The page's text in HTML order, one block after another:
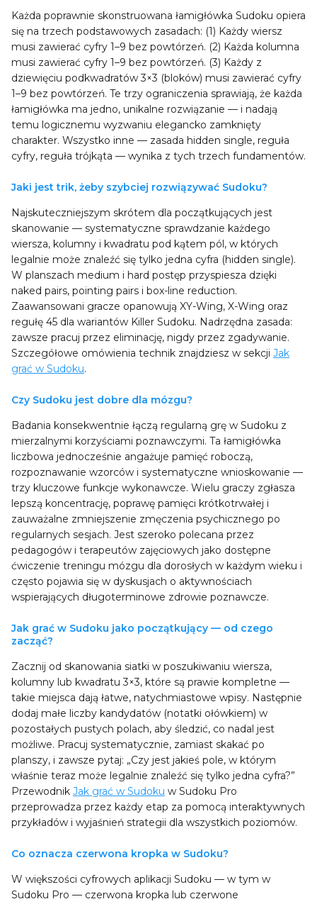
Każda poprawnie skonstruowana łamigłówka Sudoku opiera
się na trzech podstawowych zasadach: (1) Każdy wiersz
musi zawierać cyfry 1–9 bez powtórzeń. (2) Każda kolumna
musi zawierać cyfry 1–9 bez powtórzeń. (3) Każdy z
dziewięciu podkwadratów 3×3 (bloków) musi zawierać cyfry
1–9 bez powtórzeń. Te trzy ograniczenia sprawiają, że każda
łamigłówka ma jedno, unikalne rozwiązanie — i nadają
temu logicznemu wyzwaniu elegancko zamknięty
charakter. Wszystko inne — zasada hidden single, reguła
cyfry, reguła trójkąta — wynika z tych trzech fundamentów.
Jaki jest trik, żeby szybciej rozwiązywać Sudoku?
Najskuteczniejszym skrótem dla początkujących jest
skanowanie — systematyczne sprawdzanie każdego
wiersza, kolumny i kwadratu pod kątem pól, w których
legalnie może znaleźć się tylko jedna cyfra (hidden single).
W planszach medium i hard postęp przyspiesza dzięki
naked pairs, pointing pairs i box-line reduction.
Zaawansowani gracze opanowują XY-Wing, X-Wing oraz
regułę 45 dla wariantów Killer Sudoku. Nadrzędna zasada:
zawsze pracuj przez eliminację, nigdy przez zgadywanie.
Szczegółowe omówienia technik znajdziesz w sekcji Jak
grać w Sudoku.
Czy Sudoku jest dobre dla mózgu?
Badania konsekwentnie łączą regularną grę w Sudoku z
mierzalnymi korzyściami poznawczymi. Ta łamigłówka
liczbowa jednocześnie angażuje pamięć roboczą,
rozpoznawanie wzorców i systematyczne wnioskowanie —
trzy kluczowe funkcje wykonawcze. Wielu graczy zgłasza
lepszą koncentrację, poprawę pamięci krótkotrwałej i
zauważalne zmniejszenie zmęczenia psychicznego po
regularnych sesjach. Jest szeroko polecana przez
pedagogów i terapeutów zajęciowych jako dostępne
ćwiczenie treningu mózgu dla dorosłych w każdym wieku i
często pojawia się w dyskusjach o aktywnościach
wspierających długoterminowe zdrowie poznawcze.
Jak grać w Sudoku jako początkujący — od czego
zacząć?
Zacznij od skanowania siatki w poszukiwaniu wiersza,
kolumny lub kwadratu 3×3, które są prawie kompletne —
takie miejsca dają łatwe, natychmiastowe wpisy. Następnie
dodaj małe liczby kandydatów (notatki ołówkiem) w
pozostałych pustych polach, aby śledzić, co nadal jest
możliwe. Pracuj systematycznie, zamiast skakać po
planszy, i zawsze pytaj: „Czy jest jakieś pole, w którym
właśnie teraz może legalnie znaleźć się tylko jedna cyfra?”
Przewodnik Jak grać w Sudoku w Sudoku Pro
przeprowadza przez każdy etap za pomocą interaktywnych
przykładów i wyjaśnień strategii dla wszystkich poziomów.
Co oznacza czerwona kropka w Sudoku?
W większości cyfrowych aplikacji Sudoku — w tym w
Sudoku Pro — czerwona kropka lub czerwone